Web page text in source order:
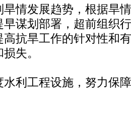
情发展趋势，根据旱
谋划部署，超前组织
抗旱工作的针对性和
失。
利工程设施，努力保